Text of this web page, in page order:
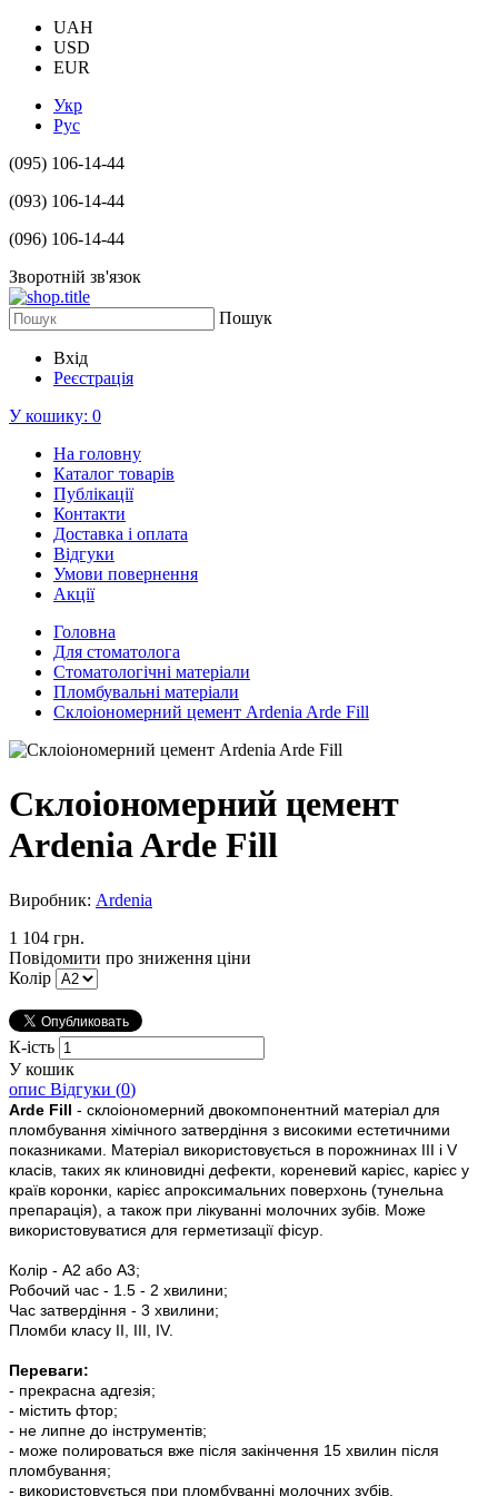
UAH
USD
EUR
Укр
Рус
(095) 106-14-44
(093) 106-14-44
(096) 106-14-44
Зворотній зв'язок
Пошук
Вхід
Реєстрація
У кошику: 0
На головну
Каталог товарів
Публікації
Контакти
Доставка і оплата
Відгуки
Умови повернення
Акції
Головна
Для стоматолога
Стоматологічні матеріали
Пломбувальні матеріали
Склоіономерний цемент Ardenia Arde Fill
Склоіономерний цемент
Ardenia Arde Fill
Виробник: Ardenia
1 104 грн.
Повідомити про зниження ціни
Колір
К-ість
У кошик
опис Відгуки (0)
Arde Fill - склоіономерний двокомпонентний матеріал для
пломбування хімічного затвердіння з високими естетичними
показниками. Матеріал використовується в порожнинах III і V
класів, таких як клиновидні дефекти, кореневий карієс, карієс у
країв коронки, карієс апроксимальних поверхонь (тунельна
препарація), а також при лікуванні молочних зубів. Може
використовуватися для герметизації фісур.
Колір - A2 або A3;
Робочий час - 1.5 - 2 хвилини;
Час затвердіння - 3 хвилини;
Пломби класу II, III, IV.
Переваги:
- прекрасна адгезія;
- містить фтор;
- не липне до інструментів;
- може полироваться вже після закінчення 15 хвилин після
пломбування;
- використовується при пломбуванні молочних зубів.